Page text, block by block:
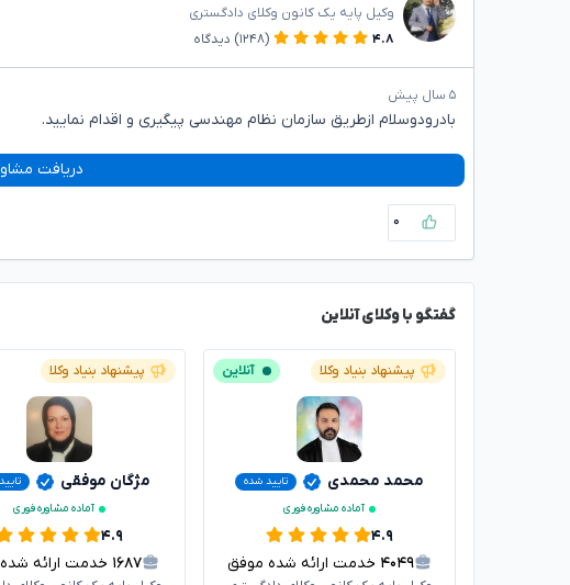
وکیل پایه یک کانون وکلای دادگستری
۴.۸
(۱۲۴۸) دیدگاه
۵ سال پیش
بادرودوسلام ازطریق سازمان نظام مهندسی پیگیری و اقدام نمایید.
دریافت
۰
گفتگو با وکلای آنلاین
پیشنهاد بنیاد وکلا آنلاین
محمد محمدی
تایید شده
آماده مشاوره فوری
۴.۹
۴۰۴۹ خدمت ارائه شده موفق
پیشنهاد بنیاد وکلا
مژگان موفقی
آماده مشاوره فوری
۴.۹
۱۶۸۷ خدمت ارائه شده موفق